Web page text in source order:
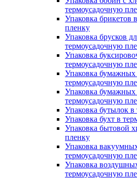
термоусадочную
Упаковка брикетов
пленку
Упаковка брусков
термоусадочную
Упаковка
термоусадочную
Упаковка бумажных
термоусадочную
Упаковка бумажных
термоусадочную
Упаковка бутылок
Упаковка бухт в
Упаковка бытовой
пленку
Упаковка
термоусадочную
Упаковка
термоусадочную